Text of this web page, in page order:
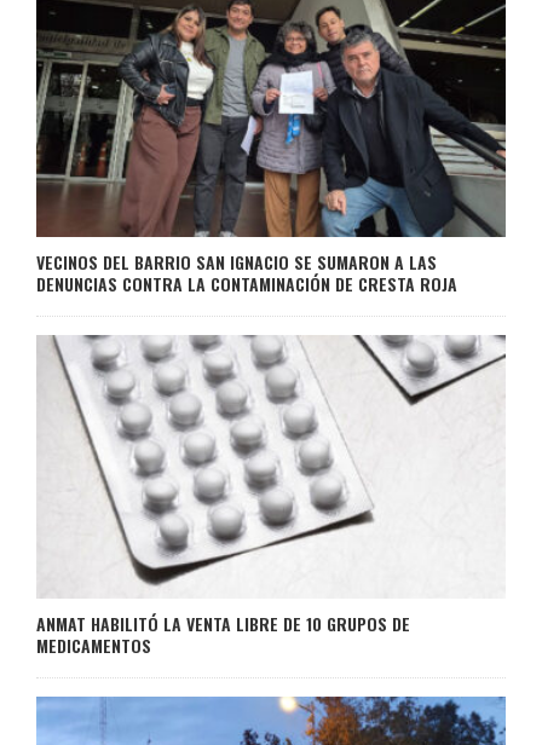
VECINOS DEL BARRIO SAN IGNACIO SE SUMARON A LAS
DENUNCIAS CONTRA LA CONTAMINACIÓN DE CRESTA ROJA
ANMAT HABILITÓ LA VENTA LIBRE DE 10 GRUPOS DE
MEDICAMENTOS